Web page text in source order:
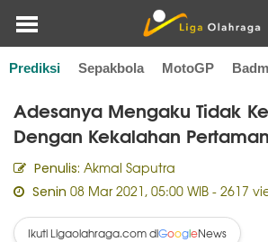
Prediksi Sepakbola MotoGP
Home Olahraga Lain
Adesanya Mengaku Tidak
Dengan Kekalahan
Penulis: Akmal Saputra
Senin 08 Mar 2021, 05:00 WIB - 2617
Ikuti Ligaolahraga.com diGoogleNews